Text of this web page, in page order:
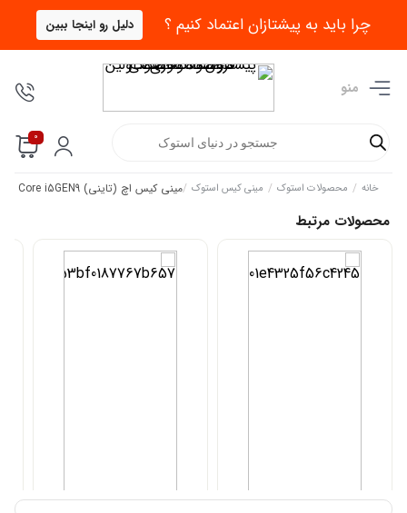
چرا باید به پیشتازان اعتماد کنیم ؟ دلیل رو اینجا ببین
منو
Products
search
0
خانه / محصولات استوک / مینی کیس استوک /مینی کیس اچ (تاینی) HP Elitedesk 800 G4 Core i5GEN9
محصولات مرتبط